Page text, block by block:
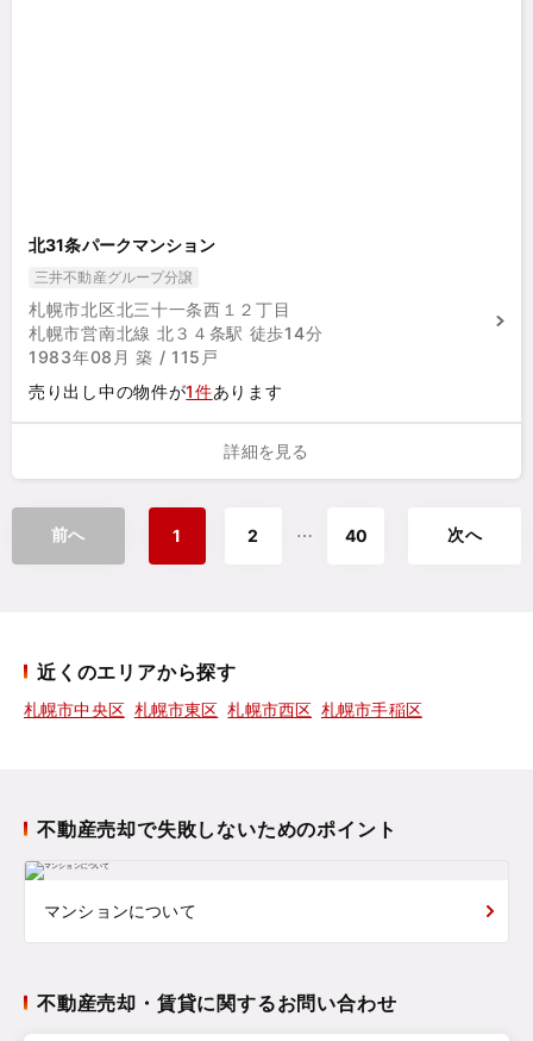
北31条パークマンション
三井不動産グループ分譲
札幌市北区北三十一条西１２丁目
札幌市営南北線 北３４条駅 徒歩14分
1983年08月 築 / 115戸
売り出し中の物件が1件あります
詳細を見る
前へ 1 2 ⋯ 40 次へ
近くのエリアから探す
札幌市中央区 札幌市東区 札幌市西区 札幌市手稲区
不動産売却で失敗しないためのポイント
マンションについて
不動産売却・賃貸に関するお問い合わせ